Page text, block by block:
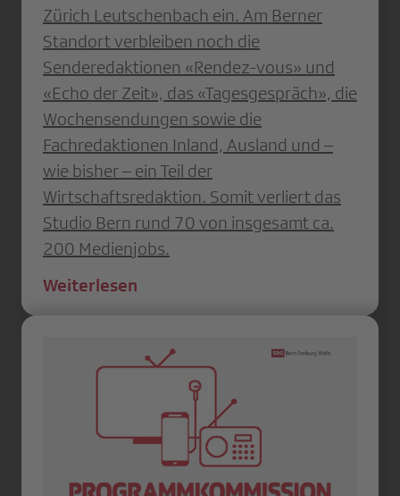
Zürich Leutschenbach ein. Am Berner
Standort verbleiben noch die
Senderedaktionen «Rendez-vous» und
«Echo der Zeit», das «Tagesgespräch», die
Wochensendungen sowie die
Fachredaktionen Inland, Ausland und –
wie bisher – ein Teil der
Wirtschaftsredaktion. Somit verliert das
Studio Bern rund 70 von insgesamt ca.
200 Medienjobs.
Weiterlesen